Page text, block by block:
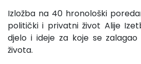
Izložba na 40 hronološki
politički i privatni život Alije
djelo i ideje za koje se
života.